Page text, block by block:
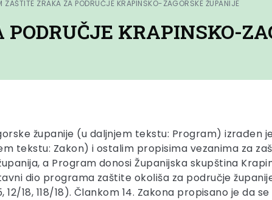
ZAŠTITE ZRAKA ZA PODRUČJE KRAPINSKO-ZAGORSKE ŽUPANIJE
KRAPINSKO-
županije (u daljnjem tekstu: Program) izrađen
tekstu: Zakon) i ostalim propisima vezanima za
a Program donosi Županijska skupština
dio programa zaštite okoliša za područje
18, 118/18). Člankom 14. Zakona propisano je da